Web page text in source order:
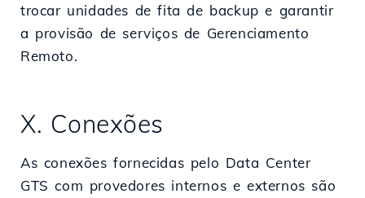
trocar unidades de fita de backup e garantir
a provisão de serviços de Gerenciamento
Remoto.
X. Conexões
As conexões fornecidas pelo Data Center
GTS com provedores internos e externos são